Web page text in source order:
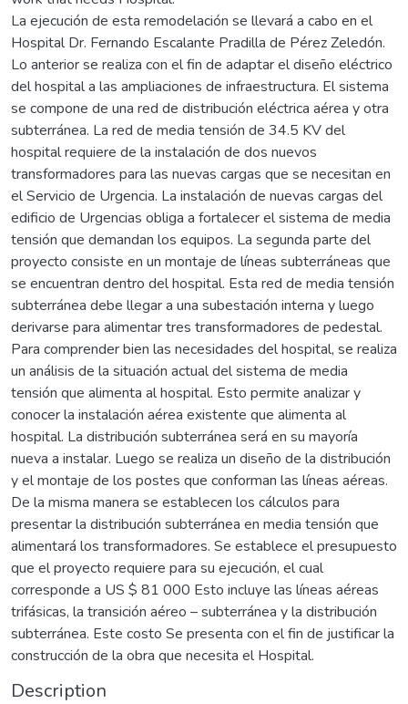
La ejecución de esta remodelación se llevará a cabo en el
Hospital Dr. Fernando Escalante Pradilla de Pérez Zeledón.
Lo anterior se realiza con el fin de adaptar el diseño eléctrico
del hospital a las ampliaciones de infraestructura. El sistema
se compone de una red de distribución eléctrica aérea y otra
subterránea. La red de media tensión de 34.5 KV del
hospital requiere de la instalación de dos nuevos
transformadores para las nuevas cargas que se necesitan en
el Servicio de Urgencia. La instalación de nuevas cargas del
edificio de Urgencias obliga a fortalecer el sistema de media
tensión que demandan los equipos. La segunda parte del
proyecto consiste en un montaje de líneas subterráneas que
se encuentran dentro del hospital. Esta red de media tensión
subterránea debe llegar a una subestación interna y luego
derivarse para alimentar tres transformadores de pedestal.
Para comprender bien las necesidades del hospital, se realiza
un análisis de la situación actual del sistema de media
tensión que alimenta al hospital. Esto permite analizar y
conocer la instalación aérea existente que alimenta al
hospital. La distribución subterránea será en su mayoría
nueva a instalar. Luego se realiza un diseño de la distribución
y el montaje de los postes que conforman las líneas aéreas.
De la misma manera se establecen los cálculos para
presentar la distribución subterránea en media tensión que
alimentará los transformadores. Se establece el presupuesto
que el proyecto requiere para su ejecución, el cual
corresponde a US $ 81 000 Esto incluye las líneas aéreas
trifásicas, la transición aéreo – subterránea y la distribución
subterránea. Este costo Se presenta con el fin de justificar la
construcción de la obra que necesita el Hospital.
Description